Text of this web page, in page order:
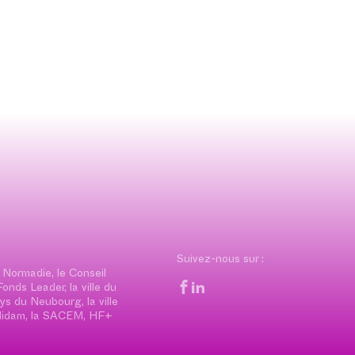
le Conseil
Leader, la ville du
du Neubourg, la ville
la SACEM, HF+
Suivez-nous sur :